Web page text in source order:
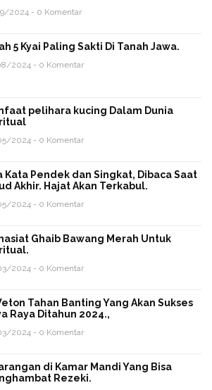
2024 - 0 Komentar
5 Kyai Paling Sakti Di Tanah Jawa.
2024 - 0 Komentar
pelihara kucing Dalam Dunia
2024 - 0 Komentar
Kata Pendek dan Singkat, Dibaca Saat
Akhir. Hajat Akan Terkabul.
2024 - 0 Komentar
Ghaib Bawang Merah Untuk
2024 - 0 Komentar
Tahan Banting Yang Akan Sukses
Raya Ditahun 2024.,
2024 - 0 Komentar
di Kamar Mandi Yang Bisa
Rezeki.